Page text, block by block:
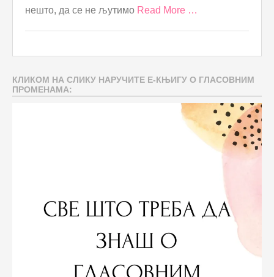
нешто, да се не љутимо Read More …
КЛИКОМ НА СЛИКУ НАРУЧИТЕ Е-КЊИГУ О ГЛАСОВНИМ
ПРОМЕНАМА: